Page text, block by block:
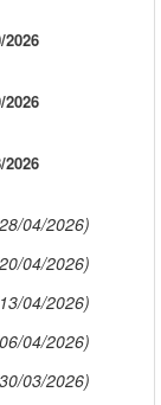
04/2026)
04/2026)
04/2026)
04/2026)
03/2026)